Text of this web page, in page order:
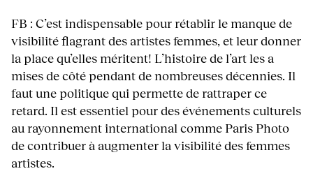
FB : C’est indispensable pour rétablir le manque de
visibilité flagrant des artistes femmes, et leur donner
la place qu’elles méritent! L’histoire de l’art les a
mises de côté pendant de nombreuses décennies. Il
faut une politique qui permette de rattraper ce
retard. Il est essentiel pour des événements culturels
au rayonnement international comme Paris Photo
de contribuer à augmenter la visibilité des femmes
artistes.